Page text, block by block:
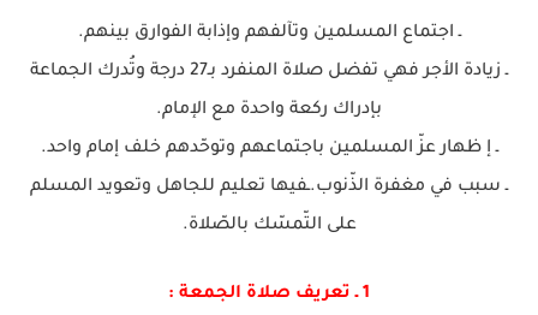
ـ اجتماع المسلمين وتآلفهم وإذابة الفوارق بينهم.
ـ زيادة الأجر فهي تفضل صلاة المنفرد بـ27 درجة وتُدرك الجماعة
بإدراك ركعة واحدة مع الإمام.
ـ إ ظهار عزّ المسلمين باجتماعهم وتوحّدهم خلف إمام واحد.
ـ سبب في مغفرة الذّنوب.ـفيها تعليم للجاهل وتعويد المسلم
على التّمسّك بالصّلاة.
1 ـ تعريف صلاة الجمعة :